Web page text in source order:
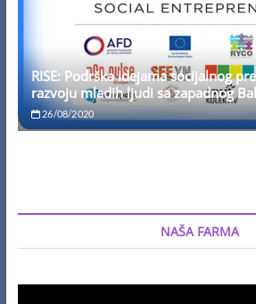
RISE: Podrška idejama socijalnog
razvoju mladih ljudi sa zapadnog
26/08/2020
NAŠA FARMA